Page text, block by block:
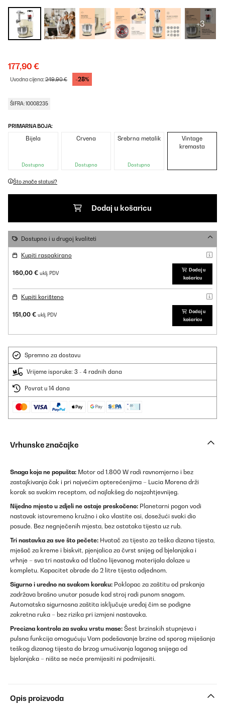
+3
177,90 €
Uvodna cijena:249,90 € -28%
ŠIFRA: 10008235
PRIMARNA BOJA:
Bijela
Dostupno
Crvena
Dostupno
Srebrna metalik
Dostupno
Vintage
kremasta
Što znače statusi?
Dodaj u košaricu
Dostupno i u drugoj kvaliteti
Kupiti raspakirano
160,00 € uklj. PDV
Dodaj u
košaricu
Kupiti korišteno
151,00 € uklj. PDV
Dodaj u
košaricu
Spremno za dostavu
Vrijeme isporuke: 3 - 4 radnih dana
Povrat u 14 dana
Vrhunske značajke
Snaga koja ne popušta: Motor od 1.800 W radi ravnomjerno i bez
zastajkivanja čak i pri najvećim opterećenjima – Lucia Morena drži
korak sa svakim receptom, od najlakšeg do najzahtjevnijeg.
Nijedno mjesto u zdjeli ne ostaje preskočeno: Planetarni pogon vodi
nastavak istovremeno kružno i oko vlastite osi, dosežući svaki dio
posude. Bez negnječenih mjesta, bez ostataka tijesta uz rub.
Tri nastavka za sve što pečete: Hvatač za tijesto za teška dizana tijesta,
mješač za kreme i biskvit, pjenjalica za čvrst snijeg od bjelanjaka i
vrhnje – sva tri nastavka od tlačno lijevanog materijala dolaze u
kompletu. Kapacitet obrade do 2 litre tijesta odjednom.
Sigurno i uredno na svakom koraku: Poklopac za zaštitu od prskanja
zadržava brašno unutar posude kad stroj radi punom snagom.
Automatska sigurnosna zaštita isključuje uređaj čim se podigne
zakretna ruka – bez rizika pri izmjeni nastavaka.
Precizna kontrola za svaku vrstu mase: Šest brzinskih stupnjeva i
pulsna funkcija omogućuju Vam podešavanje brzine od sporog miješanja
teškog dizanog tijesta do brzog umućivanja laganog snijega od
bjelanjaka – ništa se neće premijesiti ni podmijesiti.
Opis proizvoda